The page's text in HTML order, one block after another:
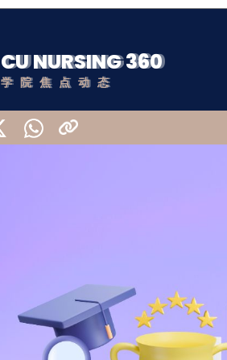
CU NURSING 360
学院焦点动态